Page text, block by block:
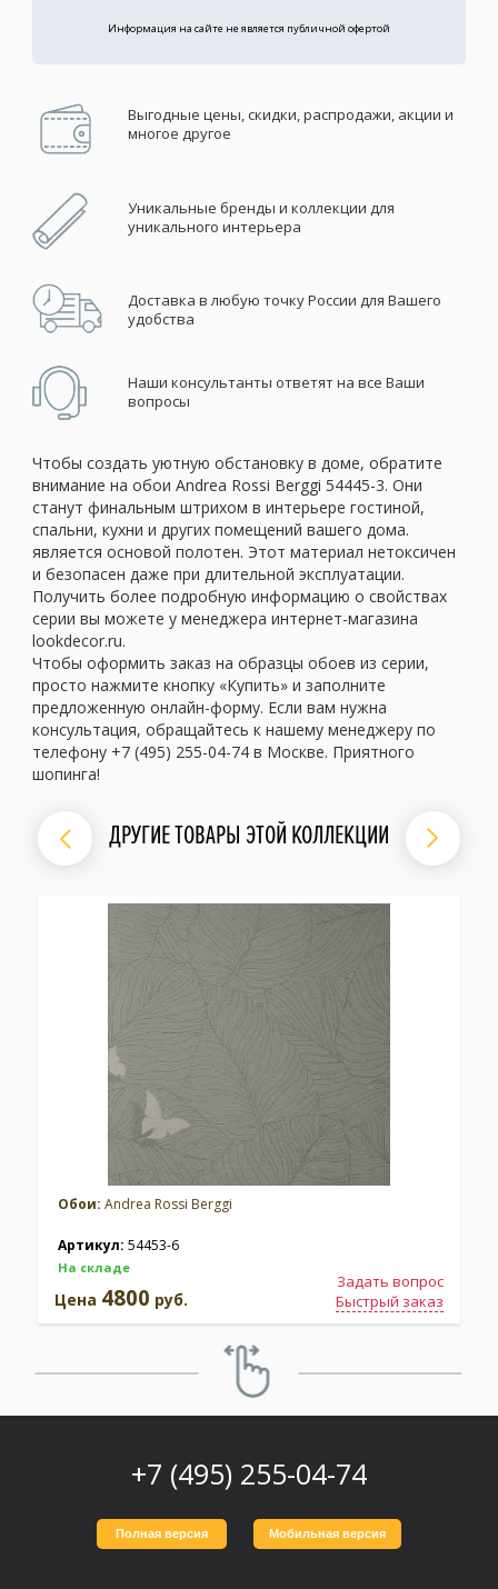
Информация на сайте не является публичной офертой
Выгодные цены, скидки, распродажи, акции и
многое другое
Уникальные бренды и коллекции для
уникального интерьера
Доставка в любую точку России для Вашего
удобства
Наши консультанты ответят на все Ваши
вопросы
Чтобы создать уютную обстановку в доме, обратите
внимание на обои Andrea Rossi Berggi 54445-3. Они
станут финальным штрихом в интерьере гостиной,
спальни, кухни и других помещений вашего дома.
является основой полотен. Этот материал нетоксичен
и безопасен даже при длительной эксплуатации.
Получить более подробную информацию о свойствах
серии вы можете у менеджера интернет-магазина
lookdecor.ru.
Чтобы оформить заказ на образцы обоев из серии,
просто нажмите кнопку «Купить» и заполните
предложенную онлайн-форму. Если вам нужна
консультация, обращайтесь к нашему менеджеру по
телефону +7 (495) 255-04-74 в Москве. Приятного
шопинга!
ДРУГИЕ ТОВАРЫ ЭТОЙ КОЛЛЕКЦИИ
Обои: Andrea Rossi Berggi
Артикул: 54453-6
На складе
Задать вопрос
Быстрый заказ
Цена 4800 руб.
+7 (495) 255-04-74
Полная версия Мобильная версия